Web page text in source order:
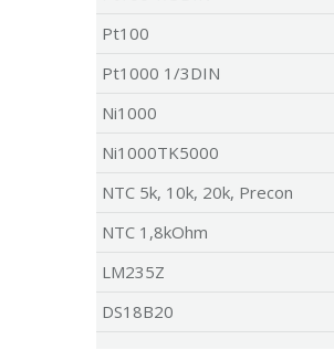
Pt100
Pt1000 1/3DIN
Ni1000
Ni1000TK5000
NTC 5k, 10k, 20k, Precon
NTC 1,8kOhm
LM235Z
DS18B20